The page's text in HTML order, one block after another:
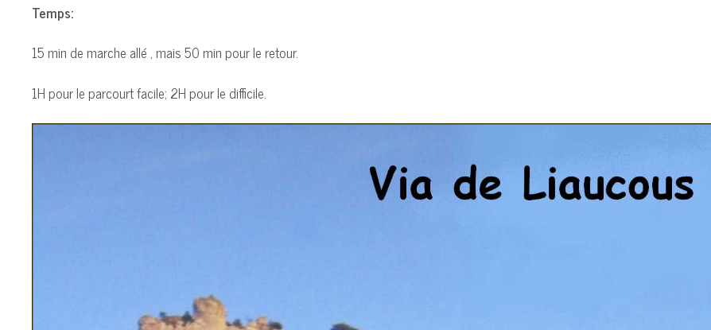
Temps:
15 min de marche allé , mais 50 min pour le retour.
1H pour le parcourt facile; 2H pour le difficile.